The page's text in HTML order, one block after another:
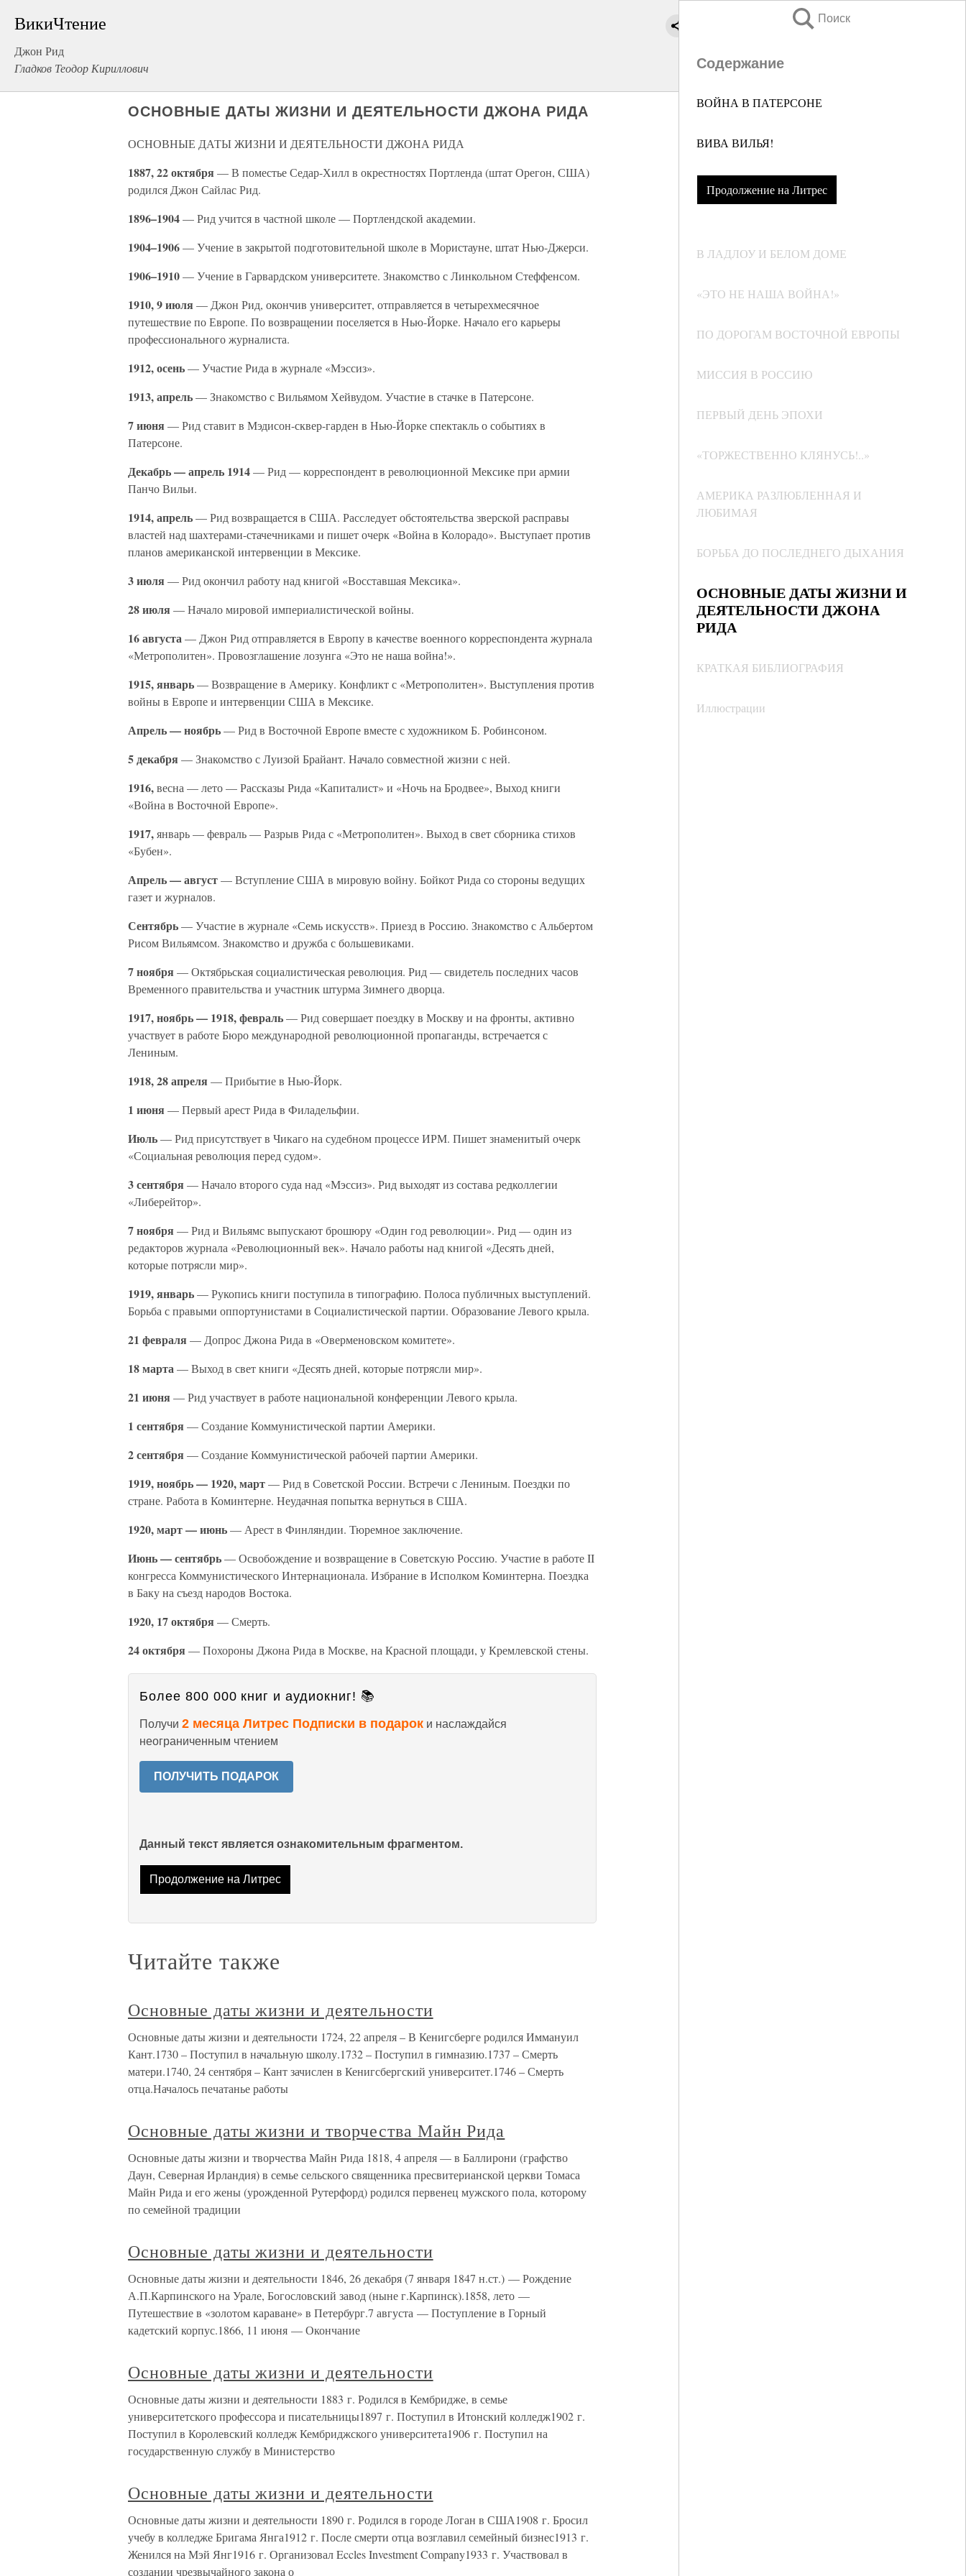
ВикиЧтение
Джон Рид
Гладков Теодор Кириллович
Поиск
Содержание
ВОЙНА В ПАТЕРСОНЕ
ВИВА ВИЛЬЯ!
Продолжение на Литрес
В ЛАДЛОУ И БЕЛОМ ДОМЕ
«ЭТО НЕ НАША ВОЙНА!»
ПО ДОРОГАМ ВОСТОЧНОЙ ЕВРОПЫ
МИССИЯ В РОССИЮ
ПЕРВЫЙ ДЕНЬ ЭПОХИ
«ТОРЖЕСТВЕННО КЛЯНУСЬ!..»
АМЕРИКА РАЗЛЮБЛЕННАЯ И
ЛЮБИМАЯ
БОРЬБА ДО ПОСЛЕДНЕГО ДЫХАНИЯ
ОСНОВНЫЕ ДАТЫ ЖИЗНИ И
ДЕЯТЕЛЬНОСТИ ДЖОНА
РИДА
КРАТКАЯ БИБЛИОГРАФИЯ
Иллюстрации
ОСНОВНЫЕ ДАТЫ ЖИЗНИ И ДЕЯТЕЛЬНОСТИ ДЖОНА РИДА
ОСНОВНЫЕ ДАТЫ ЖИЗНИ И ДЕЯТЕЛЬНОСТИ ДЖОНА РИДА
1887, 22 октября — В поместье Седар-Хилл в окрестностях Портленда (штат Орегон, США)
родился Джон Сайлас Рид.
1896–1904— Рид учится в частной школе — Портлендской академии.
1904–1906— Учение в закрытой подготовительной школе в Мористауне, штат Нью-Джерси.
1906–1910— Учение в Гарвардском университете. Знакомство с Линкольном Стеффенсом.
1910, 9 июля — Джон Рид, окончив университет, отправляется в четырехмесячное
путешествие по Европе. По возвращении поселяется в Нью-Йорке. Начало его карьеры
профессионального журналиста.
1912, осень— Участие Рида в журнале «Мэссиз».
1913, апрель— Знакомство с Вильямом Хейвудом. Участие в стачке в Патерсоне.
7 июня — Рид ставит в Мэдисон-сквер-гарден в Нью-Йорке спектакль о событиях в
Патерсоне.
Декабрь — апрель 1914— Рид — корреспондент в революционной Мексике при армии
Панчо Вильи.
1914, апрель— Рид возвращается в США. Расследует обстоятельства зверской расправы
властей над шахтерами-стачечниками и пишет очерк «Война в Колорадо». Выступает против
планов американской интервенции в Мексике.
3 июля — Рид окончил работу над книгой «Восставшая Мексика».
28 июля — Начало мировой империалистической войны.
16 августа— Джон Рид отправляется в Европу в качестве военного корреспондента журнала
«Метрополитен». Провозглашение лозунга «Это не наша война!».
1915, январь— Возвращение в Америку. Конфликт с «Метрополитен». Выступления против
войны в Европе и интервенции США в Мексике.
Апрель — ноябрь— Рид в Восточной Европе вместе с художником Б. Робинсоном.
5 декабря — Знакомство с Луизой Брайант. Начало совместной жизни с ней.
1916,весна — лето — Рассказы Рида «Капиталист» и «Ночь на Бродвее», Выход книги
«Война в Восточной Европе».
1917,январь — февраль — Разрыв Рида с «Метрополитен». Выход в свет сборника стихов
«Бубен».
Апрель — август— Вступление США в мировую войну. Бойкот Рида со стороны ведущих
газет и журналов.
Сентябрь— Участие в журнале «Семь искусств». Приезд в Россию. Знакомство с Альбертом
Рисом Вильямсом. Знакомство и дружба с большевиками.
7 ноября — Октябрьская социалистическая революция. Рид — свидетель последних часов
Временного правительства и участник штурма Зимнего дворца.
1917, ноябрь — 1918, февраль— Рид совершает поездку в Москву и на фронты, активно
участвует в работе Бюро международной революционной пропаганды, встречается с
Лениным.
1918, 28 апреля — Прибытие в Нью-Йорк.
1 июня — Первый арест Рида в Филадельфии.
Июль— Рид присутствует в Чикаго на судебном процессе ИРМ. Пишет знаменитый очерк
«Социальная революция перед судом».
3 сентября — Начало второго суда над «Мэссиз». Рид выходят из состава редколлегии
«Либерейтор».
7 ноября — Рид и Вильямс выпускают брошюру «Один год революции». Рид — один из
редакторов журнала «Революционный век». Начало работы над книгой «Десять дней,
которые потрясли мир».
1919, январь— Рукопись книги поступила в типографию. Полоса публичных выступлений.
Борьба с правыми оппортунистами в Социалистической партии. Образование Левого крыла.
21 февраля — Допрос Джона Рида в «Оверменовском комитете».
18 марта— Выход в свет книги «Десять дней, которые потрясли мир».
21 июня — Рид участвует в работе национальной конференции Левого крыла.
1 сентября — Создание Коммунистической партии Америки.
2 сентября — Создание Коммунистической рабочей партии Америки.
1919, ноябрь — 1920, март— Рид в Советской России. Встречи с Лениным. Поездки по
стране. Работа в Коминтерне. Неудачная попытка вернуться в США.
1920, март — июнь— Арест в Финляндии. Тюремное заключение.
Июнь — сентябрь— Освобождение и возвращение в Советскую Россию. Участие в работе II
конгресса Коммунистического Интернационала. Избрание в Исполком Коминтерна. Поездка
в Баку на съезд народов Востока.
1920, 17 октября — Смерть.
24 октября — Похороны Джона Рида в Москве, на Красной площади, у Кремлевской стены.
Более 800 000 книг и аудиокниг! 📚
Получи 2 месяца Литрес Подписки в подарок и наслаждайся
неограниченным чтением
ПОЛУЧИТЬ ПОДАРОК
Данный текст является ознакомительным фрагментом.
Продолжение на Литрес
Читайте также
Основные даты жизни и деятельности
Основные даты жизни и деятельности 1724, 22 апреля – В Кенигсберге родился Иммануил
Кант.1730 – Поступил в начальную школу.1732 – Поступил в гимназию.1737 – Смерть
матери.1740, 24 сентября – Кант зачислен в Кенигсбергский университет.1746 – Смерть
отца.Началось печатанье работы
Основные даты жизни и творчества Майн Рида
Основные даты жизни и творчества Майн Рида 1818, 4 апреля — в Баллирони (графство
Даун, Северная Ирландия) в семье сельского священника пресвитерианской церкви Томаса
Майн Рида и его жены (урожденной Рутерфорд) родился первенец мужского пола, которому
по семейной традиции
Основные даты жизни и деятельности
Основные даты жизни и деятельности 1846, 26 декабря (7 января 1847 н.ст.) — Рождение
А.П.Карпинского на Урале, Богословский завод (ныне г.Карпинск).1858, лето —
Путешествие в «золотом караване» в Петербург.7 августа — Поступление в Горный
кадетский корпус.1866, 11 июня — Окончание
Основные даты жизни и деятельности
Основные даты жизни и деятельности 1883 г. Родился в Кембридже, в семье
университетского профессора и писательницы1897 г. Поступил в Итонский колледж1902 г.
Поступил в Королевский колледж Кембриджского университета1906 г. Поступил на
государственную службу в Министерство
Основные даты жизни и деятельности
Основные даты жизни и деятельности 1890 г. Родился в городе Логан в США1908 г. Бросил
учебу в колледже Бригама Янга1912 г. После смерти отца возглавил семейный бизнес1913 г.
Женился на Мэй Янг1916 г. Организовал Eccles Investment Company1933 г. Участвовал в
создании чрезвычайного закона о